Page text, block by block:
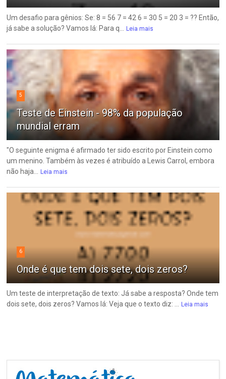
Um desafio para gênios: Se: 8 = 56 7 = 42 6 = 30 5 = 20 3 = ?? Então,
já sabe a solução? Vamos lá: Para q...
Leia mais
5
Teste de Einstein - 98% da população
mundial erram
"O seguinte enigma é afirmado ter sido escrito por Einstein como
um menino. Também às vezes é atribuído a Lewis Carrol, embora
não haja...
Leia mais
6
Onde é que tem dois sete, dois zeros?
Um teste de interpretação de texto: Já sabe a resposta? Onde tem
dois sete, dois zeros? Vamos lá: Veja que o texto diz: ...
Leia mais